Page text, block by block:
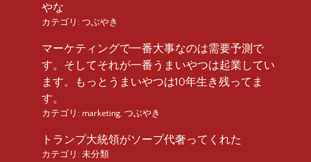
やな
カテゴリ: つぶやき
マーケティングで一番大事なのは需要予測で
す。そしてそれが一番うまいやつは起業してい
ます。もっとうまいやつは10年生き残ってま
す。
カテゴリ: marketing つぶやき
トランプ大統領がソープ代奢ってくれた
カテゴリ: 未分類